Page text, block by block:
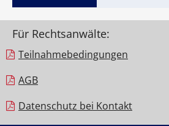
Für Rechtsanwälte:
Teilnahme­bedingungen
AGB
Datenschutz bei Kontakt